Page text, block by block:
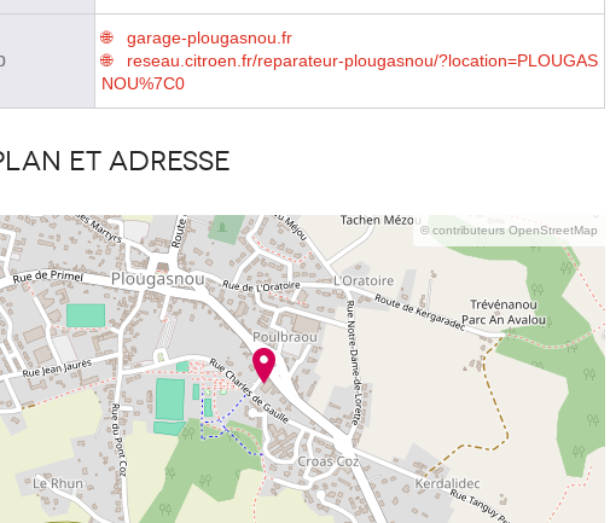
garage-plougasnou.fr
reseau.citroen.fr/reparateur-plougasnou/?location=PLOUGAS
NOU%7C0
et adresse
© contributeurs OpenStreetMap